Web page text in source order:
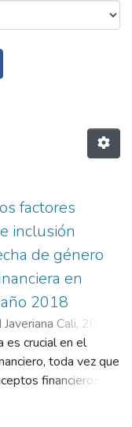
"López
factores
inclusión
de género
en
2018
Cali, 2024
Camila;López
Mejía, John Jairo
es crucial en el
toda vez que
financieros
las personas